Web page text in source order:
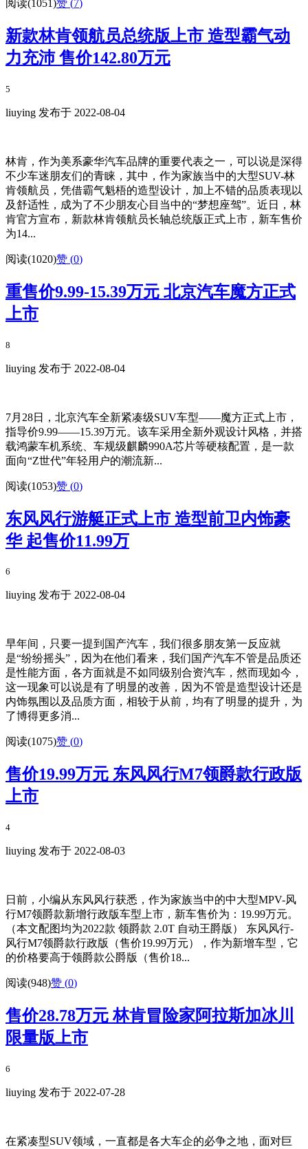
阅读(1051)赞 (7)
新款林肯领航员总统版上市 造型霸气动
力充沛 售价142.80万元
5
liuying 发布于 2022-08-04
林肯，作为美系豪华汽车品牌的重要代表之一，可以说是深得
不少车迷朋友们的青睐，其中，作为家族当中的大型SUV-林
肯领航员，凭借霸气魁梧的造型设计，加上不错的品质表现以
及舒适性，成为了不少朋友心目当中的“梦想座驾”。近日，林
肯官方宣布，新款林肯领航员长轴总统版正式上市，新车售价
为14...
阅读(1020)赞 (0)
重售价9.99-15.39万元 北京汽车魔方正式
上市
8
liuying 发布于 2022-08-04
7月28日，北京汽车全新紧凑级SUV车型——魔方正式上市，
指导价9.99——15.39万元。该车采用全新外观设计风格，并搭
载鸿蒙车机系统、车规级麒麟990A芯片等硬核配置，是一款
面向“Z世代”年轻用户的潮流新...
阅读(1053)赞 (0)
东风风行游艇正式上市 造型前卫内饰豪
华 起售价11.99万
6
liuying 发布于 2022-08-04
早年间，只要一提到国产汽车，我们很多朋友第一反应就
是“纷纷摇头”，因为在他们看来，我们国产汽车不管是品质还
是性能方面，各方面就是不如同级别合资汽车，然而现如今，
这一现象可以说是有了明显的改善，因为不管是造型设计还是
内饰氛围以及品质方面，相较于从前，均有了明显的提升，为
了博得更多消...
阅读(1075)赞 (0)
售价19.99万元 东风风行M7领爵款行政版
上市
4
liuying 发布于 2022-08-03
日前，小编从东风风行获悉，作为家族当中的中大型MPV-风
行M7领爵款新增行政版车型上市，新车售价为：19.99万元。
（本文配图均为2022款 领爵款 2.0T 自动王爵版） 东风风行-
风行M7领爵款行政版（售价19.99万元），作为新增车型，它
的价格要高于领爵款公爵版（售价18...
阅读(948)赞 (0)
售价28.78万元 林肯冒险家阿拉斯加冰川
限量版上市
6
liuying 发布于 2022-07-28
在紧凑型SUV领域，一直都是各大车企的必争之地，面对巨